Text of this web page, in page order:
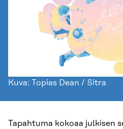
Kuva: Topias Dean / Sitra
Tapahtuma kokoaa julkisen